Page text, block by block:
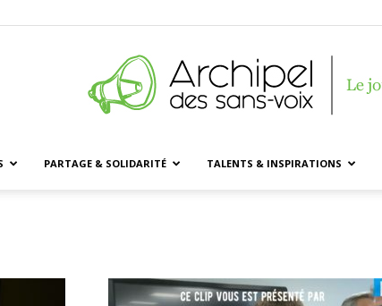
des
PARTAGE & SOLIDARITÉ TALENTS & INSPIRATIONS